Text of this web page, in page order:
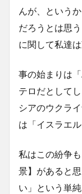
んが、という
だろうとは思
に関して私達
事の始まりは
テロだとして
シアのウクラ
は「イスラエ
私はこの紛争
景】があると
い」という単